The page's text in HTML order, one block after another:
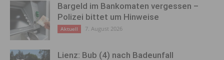
Bargeld im Bankomaten vergessen –
Polizei bittet um Hinweise
Aktuell 7. August 2026
Lienz: Bub (4) nach Badeunfall